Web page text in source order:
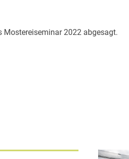
Mostereiseminar 2022 abgesagt.